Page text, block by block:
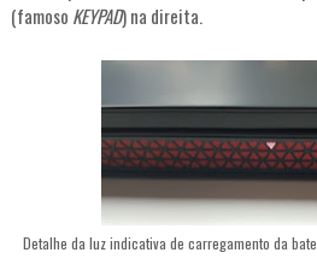
(famoso KEYPAD) na direita.
Detalhe da luz indicativa de carregamento da